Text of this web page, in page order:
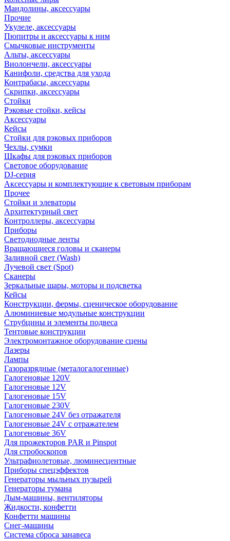
Мандолины, аксессуары
Прочие
Укулеле, аксессуары
Пюпитры и аксессуары к ним
Смычковые инструменты
Альты, аксессуары
Виолончели, аксессуары
Канифоли, средства для ухода
Контрабасы, аксессуары
Скрипки, аксессуары
Стойки
Рэковые стойки, кейсы
Аксессуары
Кейсы
Стойки для рэковых приборов
Чехлы, сумки
Шкафы для рэковых приборов
Световое оборудование
DJ-серия
Аксессуары и комплектующие к световым приборам
Прочее
Стойки и элеваторы
Архитектурный свет
Контроллеры, аксессуары
Приборы
Светодиодные ленты
Вращающиеся головы и сканеры
Заливной свет (Wash)
Лучевой свет (Spot)
Сканеры
Зеркальные шары, моторы и подсветка
Кейсы
Конструкции, фермы, сценическое оборудование
Алюминиевые модульные конструкции
Струбцины и элементы подвеса
Тентовые конструкции
Электромонтажное оборудование сцены
Лазеры
Лампы
Газоразрядные (металогалогенные)
Галогеновые 120V
Галогеновые 12V
Галогеновые 15V
Галогеновые 230V
Галогеновые 24V без отражателя
Галогеновые 24V с отражателем
Галогеновые 36V
Для прожекторов PAR и Pinspot
Для стробоскопов
Ультрафиолетовые, люминесцентные
Приборы спецэффектов
Генераторы мыльных пузырей
Генераторы тумана
Дым-машины, вентиляторы
Жидкости, конфетти
Конфетти машины
Снег-машины
Система сброса занавеса